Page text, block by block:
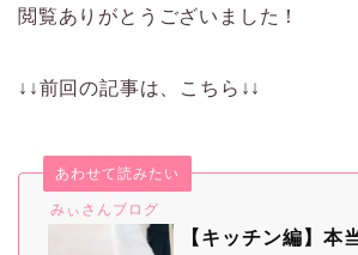
閲覧ありがとうございました！
↓↓前回の記事は、こちら↓↓
みぃさんブログ
あわせて読みたい
【キッチン編】本